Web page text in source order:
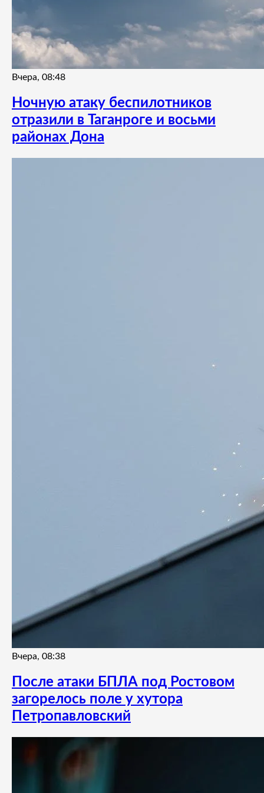
Вчера, 08:48
Ночную атаку беспилотников
отразили в Таганроге и восьми
районах Дона
Вчера, 08:38
После атаки БПЛА под Ростовом
загорелось поле у хутора
Петропавловский